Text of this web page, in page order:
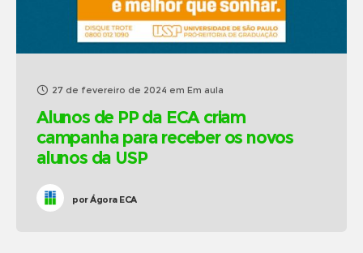
27 de fevereiro de 2024 em Em aula
Alunos de PP da ECA criam
campanha para receber os novos
alunos da USP
porÁgora ECA